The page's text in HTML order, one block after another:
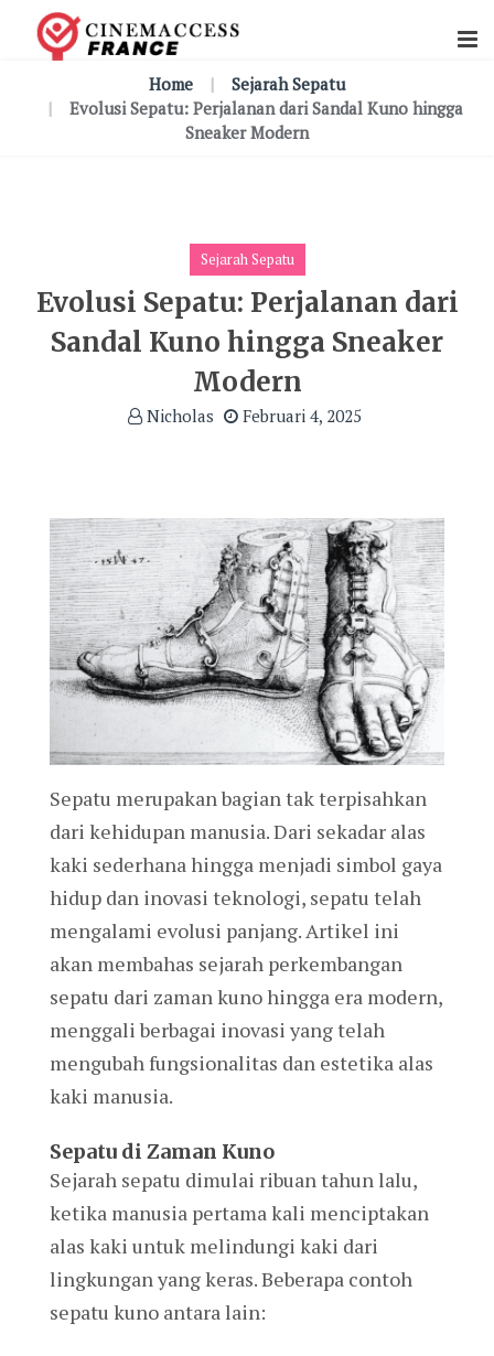
Content
Home
Sejarah Sepatu
Evolusi Sepatu: Perjalanan dari Sandal Kuno hingga
Sneaker Modern
Sejarah Sepatu
Evolusi Sepatu: Perjalanan dari
Sandal Kuno hingga Sneaker
Modern
Nicholas Februari 4, 2025
Sepatu merupakan bagian tak terpisahkan
dari kehidupan manusia. Dari sekadar alas
kaki sederhana hingga menjadi simbol gaya
hidup dan inovasi teknologi, sepatu telah
mengalami evolusi panjang. Artikel ini
akan membahas sejarah perkembangan
sepatu dari zaman kuno hingga era modern,
menggali berbagai inovasi yang telah
mengubah fungsionalitas dan estetika alas
kaki manusia.
Sepatu di Zaman Kuno
Sejarah sepatu dimulai ribuan tahun lalu,
ketika manusia pertama kali menciptakan
alas kaki untuk melindungi kaki dari
lingkungan yang keras. Beberapa contoh
sepatu kuno antara lain: